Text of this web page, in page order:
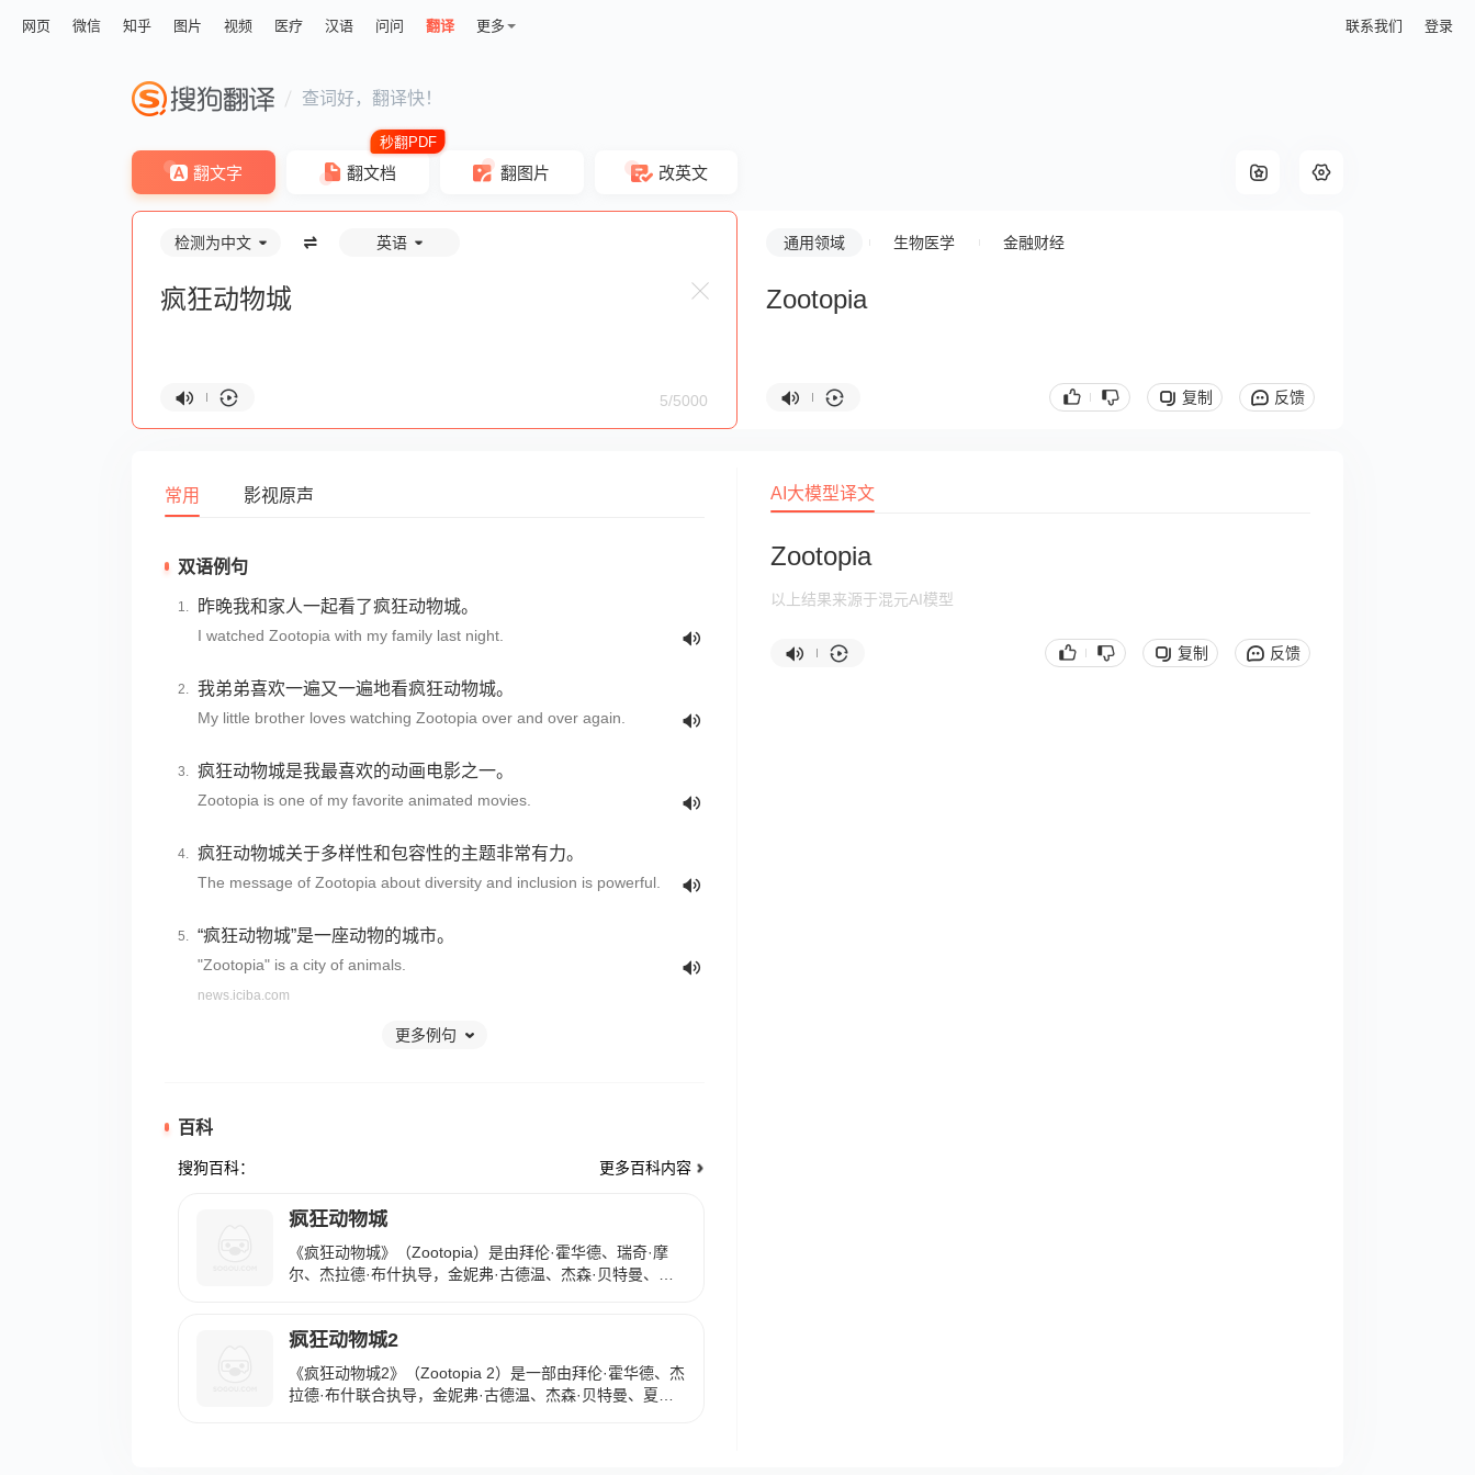
网页 微信 知乎 图片 视频 医疗 汉语 问问 翻译 更多 联系我们 登录
查词好，翻译快！
翻文字 翻文档 翻图片 改英文
检测为中文 英语
5/5000
通用领域 生物医学 金融财经
Zootopia
复制 反馈
常用 影视原声
双语例句
昨晚我和家人一起看了疯狂动物城。
I watched Zootopia with my family last night.
我弟弟喜欢一遍又一遍地看疯狂动物城。
My little brother loves watching Zootopia over and over again.
疯狂动物城是我最喜欢的动画电影之一。
Zootopia is one of my favorite animated movies.
疯狂动物城关于多样性和包容性的主题非常有力。
The message of Zootopia about diversity and inclusion is powerful.
“疯狂动物城”是一座动物的城市。
"Zootopia" is a city of animals.
news.iciba.com
更多例句
百科
搜狗百科： 更多百科内容
疯狂动物城
《疯狂动物城》（Zootopia）是由拜伦·霍华德、瑞奇·摩
尔、杰拉德·布什执导，金妮弗·古德温、杰森·贝特曼、伊
2016年3月4日在中国内地上映。 该片讲述了朱迪却被局长
发配成为了一名无足轻重的交警，某日，正在执勤的兔子
遇见了名为尼克的狐狸，两人不打不相识，之后又误打误
撞的接受了寻找失踪的水獭先生的任务，如果不能在两天
疯狂动物城2
《疯狂动物城2》（Zootopia 2）是一部由拜伦·霍华德、杰
拉德·布什联合执导，金妮弗·古德温、杰森·贝特曼、夏奇
AI大模型译文
Zootopia
以上结果来源于混元AI模型
复制 反馈